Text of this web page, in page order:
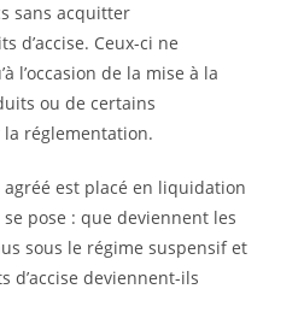
sans acquitter
d’accise. Ceux-ci ne
l’occasion de la mise à la
ou de certains
réglementation.
agréé est placé en liquidation
pose : que deviennent les
sous le régime suspensif et
d’accise deviennent-ils